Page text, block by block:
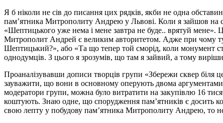
Я б ніколи не сів до писання цих рядків, якби не одна
пам’ятника Митрополиту Андрею у Львові. Коли я зайшов на
«Шептицького уже нема і мене завтра не буде.. врятуй
Митрополит Андрей є великим авторитетом. Адже при чому
Шептицький?», або «Та що тепер той сморід, коли монумент
однодумців. З цього я зрозумів, що там я зайвий, а тому
Проаналізувавши дописи творців групи «Збережи сквер біля
зауважити, що вони в основному оперують двома
модератори групи, можна було витратити на закупівлю 16
коштують. Знаю одне, що спорудження пам’ятників є досить
свою лепту у побудову пам’ятника Митрополиту Андрею, то